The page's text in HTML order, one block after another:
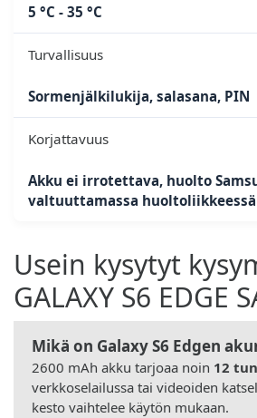
5 °C - 35 °C
Turvallisuus
Sormenjälkilukija, salasana, PIN
Korjattavuus
Akku ei irrotettava, huolto
valtuuttamassa huoltoliikkeessä
Usein kysytyt
GALAXY S6 EDGE
Mikä on Galaxy S6 Edgen
2600 mAh akku tarjoaa noin 12
verkkoselailussa tai videoiden
kesto vaihtelee käytön mukaan.